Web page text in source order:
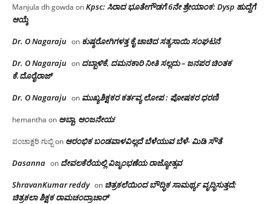
Manjula dh gowda onKpsc: ಸಿರಾದ ಭೂತೇಗೌಡಗೆ 6ನೇ ಶ್ರೇಯಾಂಕ: Dysp ಹುದ್ದೆಗೆ
ಆಯ್ಕೆ
Dr. O Nagaraju on ಕುಷ್ಠರೋಗಿಗಳತ್ತ ಕೈ ಚಾಚಿದ ಸತ್ಯಸಾಯಿ ಸಂಘಟನೆ
Dr. O Nagaraju on ದಬ್ಬಾಳಿಕೆ, ದಮನಕಾರಿ ನೀತಿ ಸಲ್ಲದು – ಜನಪರ ಚಿಂತಕ
ಕೆ.ದೊರೈರಾಜ್
Dr. O Nagaraju on ಮುಖ್ಯಶಿಕ್ಷಕರ ಕರ್ತವ್ಯ ಲೋಪ : ಪೋಷಕರ ಧರಣಿ
hemantha on ಅಬ್ಬಾ, ಆಂಜನೇಯ!
ಪಂಚಾಕ್ಷರಿ ಗುಬ್ಬಿon ಆರಂಭಿಕ ಬಂಡವಾಳವಿಲ್ಲದೆ ಬೆಳೆಯುವ ಬೆಳೆ- ಮಿಡಿ ಸೌತೆ
Dasanna on ದೇವಲಕೆರೆಯಲ್ಲಿ ವಿಜೃಂಭಣೆಯ ರಾಜ್ಯೋತ್ಸವ
ShravanKumar reddy on ಚಿತ್ರಕಲೆಯಿಂದ ಬೌದ್ಧಿಕ ಸಾಮರ್ಥ್ಯ ವೃದ್ಧಿಸುತ್ತದೆ;
ಚಿತ್ರಕಲಾ ಶಿಕ್ಷಕ ರಾಮಚಂದ್ರಾಚಾರ್